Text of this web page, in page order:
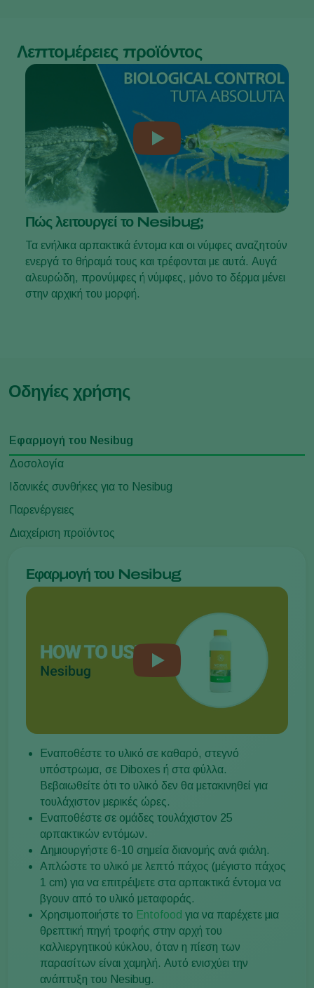
Λεπτομέρειες προϊόντος
Πώς λειτουργεί το Nesibug;
Τα ενήλικα αρπακτικά έντομα και οι νύμφες αναζητούν
ενεργά το θήραμά τους και τρέφονται με αυτά. Αυγά
αλευρώδη, προνύμφες ή νύμφες, μόνο το δέρμα μένει
στην αρχική του μορφή.
Οδηγίες χρήσης
Εφαρμογή του Nesibug
Δοσολογία
Ιδανικές συνθήκες για το Nesibug
Παρενέργειες
Διαχείριση προϊόντος
Εφαρμογή του Nesibug
Εναποθέστε το υλικό σε καθαρό, στεγνό
υπόστρωμα, σε Diboxes ή στα φύλλα.
Βεβαιωθείτε ότι το υλικό δεν θα μετακινηθεί για
τουλάχιστον μερικές ώρες.
Εναποθέστε σε ομάδες τουλάχιστον 25
αρπακτικών εντόμων.
Δημιουργήστε 6-10 σημεία διανομής ανά φιάλη.
Απλώστε το υλικό με λεπτό πάχος (μέγιστο πάχος
1 cm) για να επιτρέψετε στα αρπακτικά έντομα να
βγουν από το υλικό μεταφοράς.
Χρησιμοποιήστε το Entofood για να παρέχετε μια
θρεπτική πηγή τροφής στην αρχή του
καλλιεργητικού κύκλου, όταν η πίεση των
παρασίτων είναι χαμηλή. Αυτό ενισχύει την
ανάπτυξη του Nesibug.